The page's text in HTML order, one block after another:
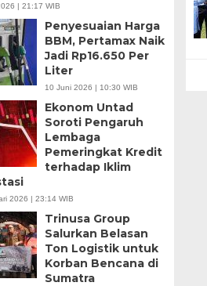
| 21:17 WIB
Penyesuaian Harga
BBM, Pertamax Naik
Jadi Rp16.650 Per
Liter
10 Juni 2026 | 10:30 WIB
Ekonom Untad
Soroti Pengaruh
Lembaga
Pemeringkat Kredit
terhadap Iklim
2026 | 23:14 WIB
Trinusa Group
Salurkan Belasan
Ton Logistik untuk
Korban Bencana di
Sumatra